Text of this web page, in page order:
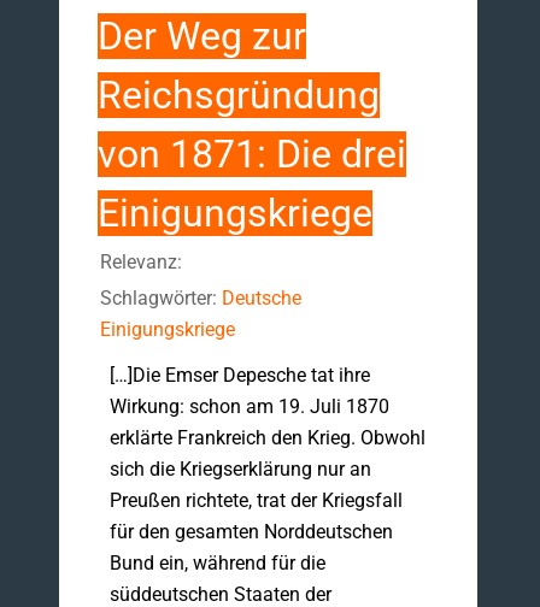
Der Weg zur
Reichsgründung
von 1871: Die drei
Einigungskriege
Relevanz:
Schlagwörter: Deutsche
Einigungskriege
[…]Die Emser Depesche tat ihre
Wirkung: schon am 19. Juli 1870
erklärte Frankreich den Krieg. Obwohl
sich die Kriegserklärung nur an
Preußen richtete, trat der Kriegsfall
für den gesamten Norddeutschen
Bund ein, während für die
süddeutschen Staaten der